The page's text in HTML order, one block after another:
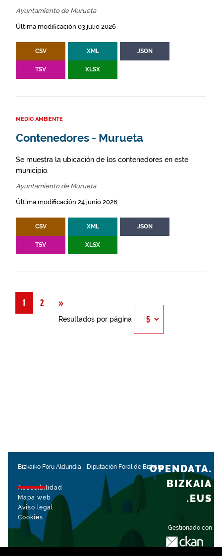
Ayuntamiento de Murueta
Última modificación 03 julio 2026
CSV XML JSON
TSV XLSX
MEDIO AMBIENTE
Contenedores - Murueta
Se muestra la ubicación de los contenedores en este
municipio.
Ayuntamiento de Murueta
Última modificación 24 junio 2026
CSV XML JSON
TSV XLSX
1 2 »
Resultados por página
Bizkaiko Foru Aldundia - Diputación Foral de Bizkaia
Accesibilidad
Mapa web
Aviso legal
Cookies
Gestionado con
OPENDATA.
BIZKAIA
.EUS